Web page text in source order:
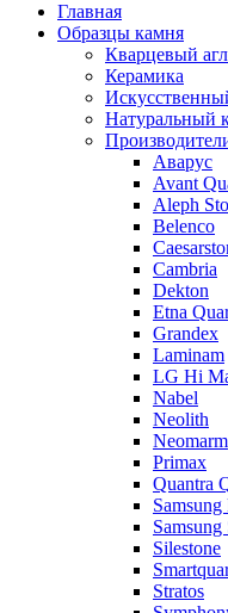
Главная
Образцы камня
Кварцевый
Керамика
Натуральный
Аварус
Avant
Aleph
Belenco
Cambria
Dekton
Etna
Grandex
Laminam
LG Hi
Nabel
Neolith
Neomarm
Primax
Quantra
Samsung
Silestone
Stratos